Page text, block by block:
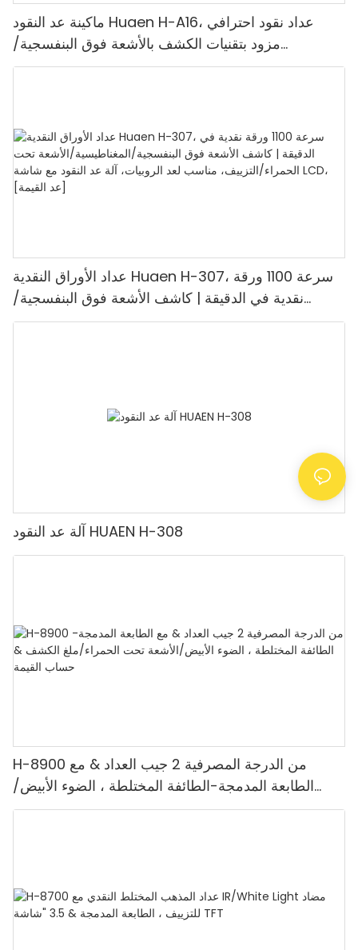
ماكينة عد النقود Huaen H-A16، عداد نقود احترافي
مزود بتقنيات الكشف بالأشعة فوق البنفسجية/
المغناطيسية/الأشعة تحت الحمراء/الضوء الرقمي، عد
عداد الأوراق النقدية Huaen H-307، سرعة 1100 ورقة
نقدية في الدقيقة | كاشف الأشعة فوق البنفسجية/
المغناطيسية/الأشعة تحت الحمراء/التزييف، مناسب لعد
آلة عد النقود HUAEN H-308
H-8900 من الدرجة المصرفية 2 جيب العداد & مع
الطابعة المدمجة-الطائفة المختلطة ، الضوء الأبيض/
الأشعة تحت الحمراء/ملغ الكشف & حساب القيمة